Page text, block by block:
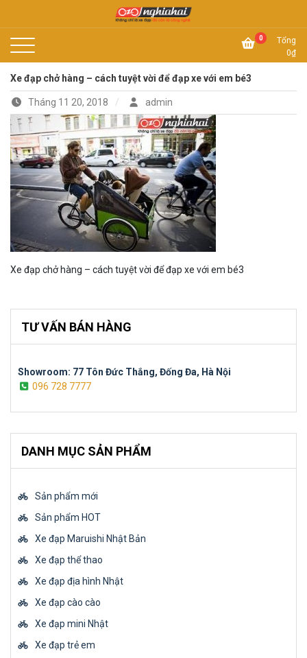
Xe đạp Nhật Nghĩa Hải 0
Tổng
0₫
Xe đạp chở hàng – cách tuyệt vời để đạp xe với em bé3
Tháng 11 20, 2018 admin
Xe đạp chở hàng – cách tuyệt vời để đạp xe với em bé3
TƯ VẤN BÁN HÀNG
Showroom: 77 Tôn Đức Thắng, Đống Đa, Hà Nội
096 728 7777
DANH MỤC SẢN PHẨM
Sản phẩm mới
Sản phẩm HOT
Xe đạp Maruishi Nhật Bản
Xe đạp thể thao
Xe đạp địa hình Nhật
Xe đạp cào cào
Xe đạp mini Nhật
Xe đạp trẻ em